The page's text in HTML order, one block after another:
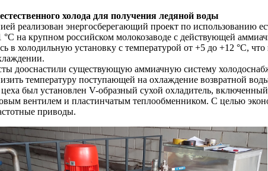
холода для получения ледяной воды
реализован энергосберегающий проект по использованию
°С на крупном российском молокозаводе с действующей
в холодильную установку с температурой от +5 до +12 °С,
дооснастили существующую аммиачную систему
температуру поступающей на охлаждение возвратной
был установлен V-образный сухой охладитель,
вентилем и пластинчатым теплообменником. С целью
приводы.